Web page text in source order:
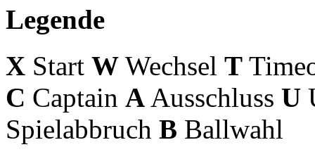
Legende
X Start W Wechsel T
C Captain A Ausschluss U
Spielabbruch B Ballwahl